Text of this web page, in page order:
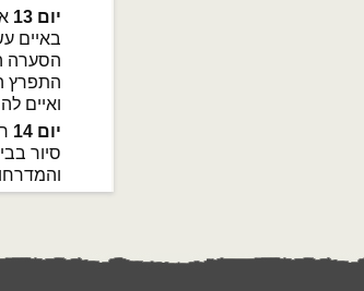
יום 13
באיים
הסערה
התפרץ
ואיים
יום 14
סיור